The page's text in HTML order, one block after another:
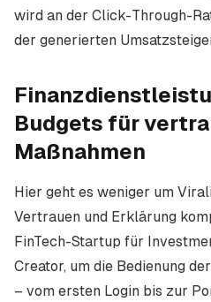
wird an der Click-Through-
der generierten
Budgets für
Maßnahmen
Hier geht es weniger um
Vertrauen und Erklärung
FinTech-Startup für
Creator, um die Bedienung
– vom ersten Login bis zur